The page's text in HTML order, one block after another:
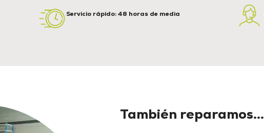
Servicio rápido: 48 horas de media
También reparamos...